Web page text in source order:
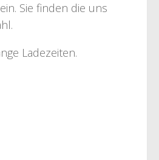
Sie finden die uns
Ladezeiten.